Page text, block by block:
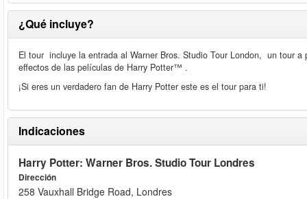
¿Qué incluye?
El tour incluye la entrada al Warner Bros. Studio Tour London, un tour
effectos de las películas de Harry Potter™ .
¡Si eres un verdadero fan de Harry Potter este es el tour para ti!
Indicaciones
Harry Potter: Warner Bros. Studio Tour Londres
Dirección
258 Vauxhall Bridge Road, Londres